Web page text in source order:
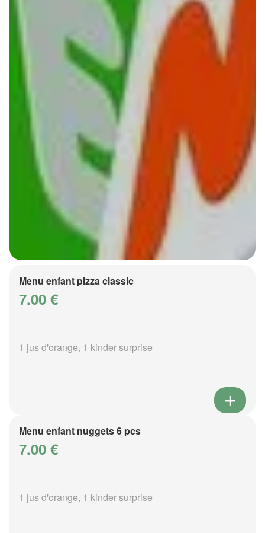
Menu enfant pizza classic
7.00 €
1 jus d'orange, 1 kinder surprise
Menu enfant nuggets 6 pcs
7.00 €
1 jus d'orange, 1 kinder surprise